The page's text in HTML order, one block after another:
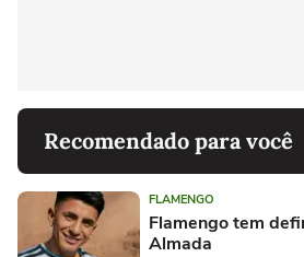
Recomendado para você
FLAMENGO
Flamengo tem
Almada